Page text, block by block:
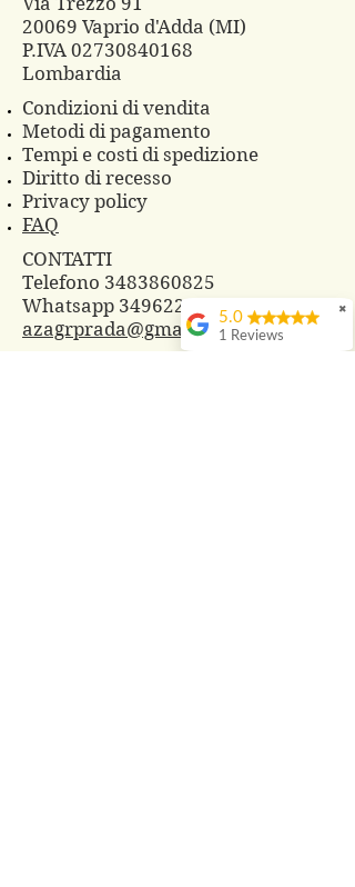
20069 Vaprio d'Adda (MI)
P.IVA 02730840168
Lombardia
Condizioni di vendita
Metodi di pagamento
Tempi e costi di spedizione
Diritto di recesso
Privacy policy
FAQ
CONTATTI
Telefono 3483860825
Whatsapp 3496229607
azagrprada@gmail.com
✖
5.0
1 Reviews